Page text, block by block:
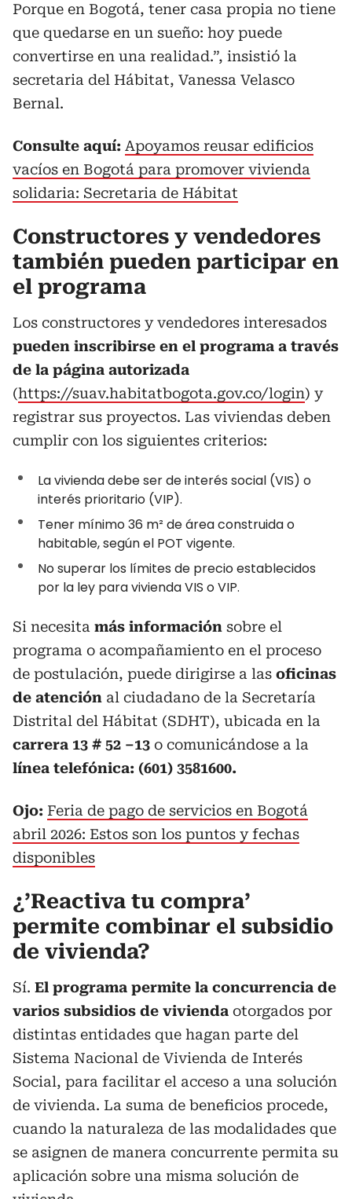
Porque en Bogotá, tener casa propia no tiene
que quedarse en un sueño: hoy puede
convertirse en una realidad.”, insistió la
secretaria del Hábitat, Vanessa Velasco
Bernal.
Consulte aquí: Apoyamos reusar edificios
vacíos en Bogotá para promover vivienda
solidaria: Secretaria de Hábitat
Constructores y vendedores
también pueden participar en
el programa
Los constructores y vendedores interesados
pueden inscribirse en el programa a través
de la página autorizada
(https://suav.habitatbogota.gov.co/login) y
registrar sus proyectos. Las viviendas deben
cumplir con los siguientes criterios:
La vivienda debe ser de interés social (VIS) o
interés prioritario (VIP).
Tener mínimo 36 m² de área construida o
habitable, según el POT vigente.
No superar los límites de precio establecidos
por la ley para vivienda VIS o VIP.
Si necesita más información sobre el
programa o acompañamiento en el proceso
de postulación, puede dirigirse a las oficinas
de atención al ciudadano de la Secretaría
Distrital del Hábitat (SDHT), ubicada en la
carrera 13 # 52 –13 o comunicándose a la
línea telefónica: (601) 3581600.
Ojo: Feria de pago de servicios en Bogotá
abril 2026: Estos son los puntos y fechas
disponibles
¿’Reactiva tu compra’
permite combinar el subsidio
de vivienda?
Sí. El programa permite la concurrencia de
varios subsidios de vivienda otorgados por
distintas entidades que hagan parte del
Sistema Nacional de Vivienda de Interés
Social, para facilitar el acceso a una solución
de vivienda. La suma de beneficios procede,
cuando la naturaleza de las modalidades que
se asignen de manera concurrente permita su
aplicación sobre una misma solución de